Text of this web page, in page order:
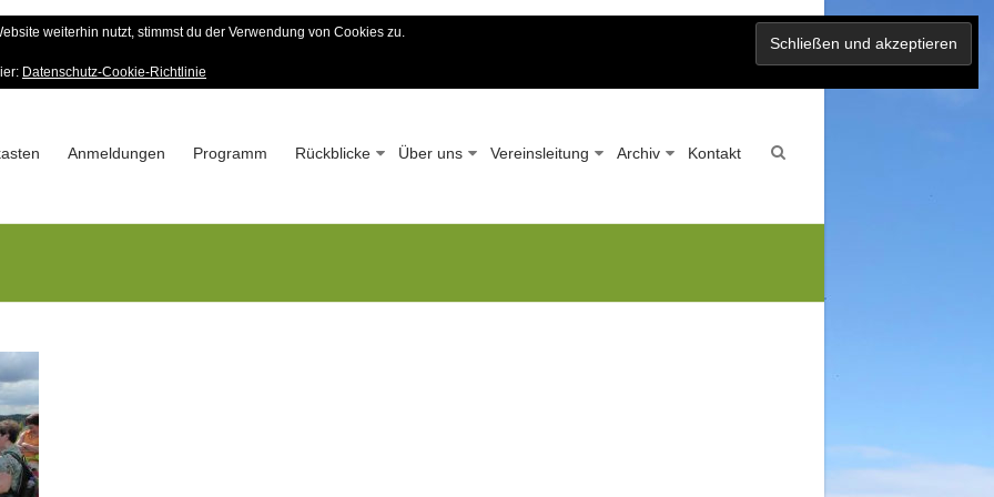
Wald-Verein
Seit 1963
Anmeldungen Programm Rückblicke Über uns Vereinsleitung Archiv Kontakt
weiterhin nutzt, stimmst du der Verwendung von Cookies zu.
Datenschutz-Cookie-Richtlinie